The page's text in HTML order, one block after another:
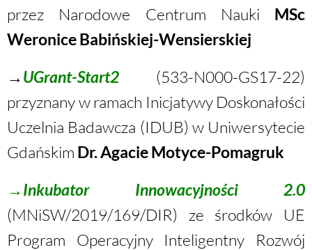
przez Narodowe Centrum Nauki
MSc
Weronice Babińskiej-Wensierskiej
→UGrant-Start2 (533-N000-GS17-22)
przyznany w ramach Inicjatywy Doskonałości
Uczelnia Badawcza (IDUB) w Uniwersytecie
Gdańskim Dr.Agacie Motyce-Pomagruk
→Inkubator Innowacyjności 2.0
(MNiSW/2019/169/DIR) ze środków UE
Program Operacyjny Inteligentny Rozwój